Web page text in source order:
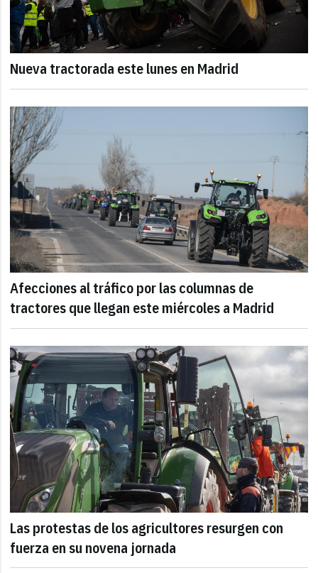
Nueva tractorada este lunes en Madrid
Afecciones al tráfico por las columnas de
tractores que llegan este miércoles a Madrid
Las protestas de los agricultores resurgen con
fuerza en su novena jornada